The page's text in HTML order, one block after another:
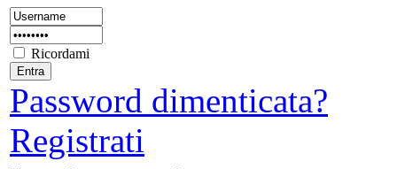
Ricordami
Password dimenticata?
Registrati